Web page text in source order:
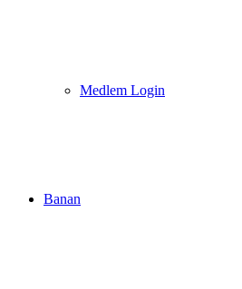
Medlem Login
Banan